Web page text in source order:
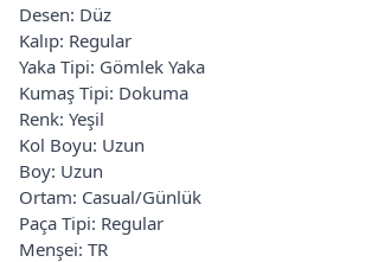
Desen: Düz
Kalıp: Regular
Yaka Tipi: Gömlek Yaka
Kumaş Tipi: Dokuma
Renk: Yeşil
Kol Boyu: Uzun
Boy: Uzun
Ortam: Casual/Günlük
Paça Tipi: Regular
Menşei: TR